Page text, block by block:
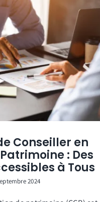
Conseiller en
: Des
à Tous
2024